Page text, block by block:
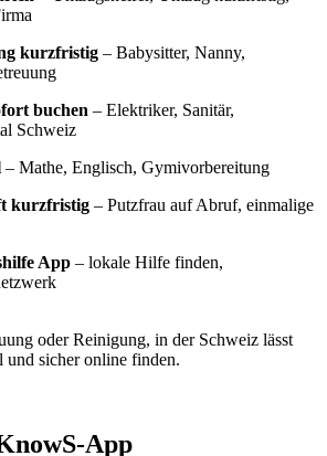
kurzfristig – Babysitter, Nanny,
buchen – Elektriker, Sanitär,
Schweiz
– Mathe, Englisch, Gymivorbereitung
kurzfristig – Putzfrau auf Abruf, einmalige
App – lokale Hilfe finden,
oder Reinigung, in der Schweiz lässt
und sicher online finden.
App